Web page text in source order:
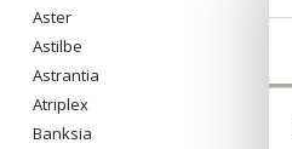
Aster
Astilbe
Astrantia
Atriplex
Banksia